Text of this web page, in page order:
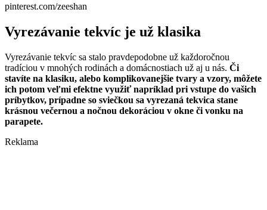
pinterest.com/zeeshan
Vyrezávanie tekvíc je už klasika
Vyrezávanie tekvíc sa stalo pravdepodobne už každoročnou
tradíciou v mnohých rodinách a domácnostiach už aj u nás. Či
stavíte na klasiku, alebo komplikovanejšie tvary a vzory, môžete
ich potom veľmi efektne využiť napríklad pri vstupe do vašich
príbytkov, prípadne so sviečkou sa vyrezaná tekvica stane
krásnou večernou a nočnou dekoráciou v okne či vonku na
parapete.
Reklama